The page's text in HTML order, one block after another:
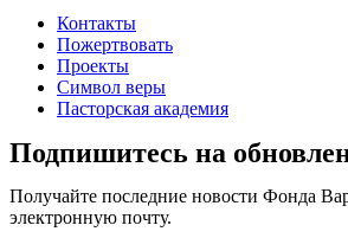
Контакты
Пожертвовать
Проекты
Символ веры
Пасторская академия
Подпишитесь на
Получайте последние новости Фонда
электронную почту.